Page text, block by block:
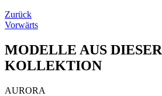
Zurück
Vorwärts
MODELLE AUS DIESER
KOLLEKTION
AURORA